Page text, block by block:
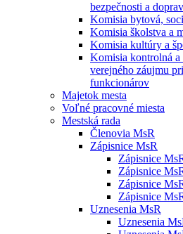
bezpečnosti a
Komisia bytová,
Komisia školstva a
Komisia kultúry a
Komisia kontrolná a
verejného záujmu
funkcionárov
Majetok mesta
Voľné pracovné miesta
Mestská rada
Členovia MsR
Zápisnice MsR
Zápisnice
Zápisnice
Zápisnice
Zápisnice
Uznesenia MsR
Uznesenia